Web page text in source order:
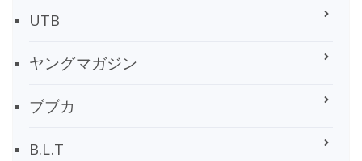
UTB
ヤングマガジン
ブブカ
B.L.T